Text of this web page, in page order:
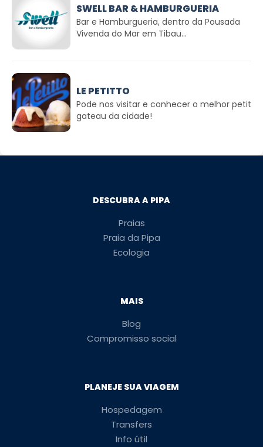
SWELL BAR & HAMBURGUERIA
Bar e Hamburgueria, dentro da Pousada
Vivenda do Mar em Tibau...
LE PETITTO
Pode nos visitar e conhecer o melhor petit
gateau da cidade!⠀
DESCUBRA A PIPA
Praias
Praia da Pipa
Ecologia
MAIS
Blog
Compromisso social
PLANEJE SUA VIAGEM
Hospedagem
Transfers
Info útil